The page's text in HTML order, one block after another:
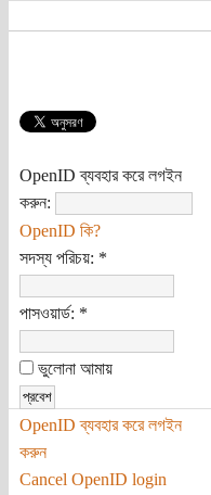
OpenID ব্যবহার করে লগইন
করুন:
OpenID কি?
সদস্য পরিচয়: *
পাসওয়ার্ড: *
ভুলোনা আমায়
OpenID ব্যবহার করে লগইন
করুন
Cancel OpenID login